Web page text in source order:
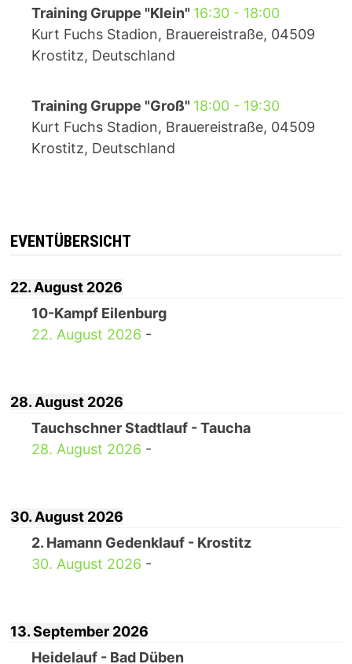
Training Gruppe "Klein" 16:30- 18:00
Kurt Fuchs Stadion, Brauereistraße, 04509
Krostitz, Deutschland
Training Gruppe "Groß" 18:00- 19:30
Kurt Fuchs Stadion, Brauereistraße, 04509
Krostitz, Deutschland
EVENTÜBERSICHT
22. August 2026
10-Kampf Eilenburg
22. August 2026 -
28. August 2026
Tauchschner Stadtlauf - Taucha
28. August 2026 -
30. August 2026
2. Hamann Gedenklauf - Krostitz
30. August 2026 -
13. September 2026
Heidelauf - Bad Düben